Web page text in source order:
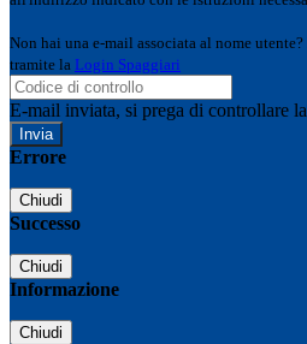
Non hai una e-mail associata al nome
tramite la Login Spaggiari
E-mail inviata, si prega di controllare
Errore
Chiudi
Successo
Chiudi
Informazione
Chiudi